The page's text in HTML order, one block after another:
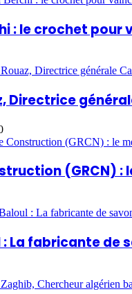
: le crochet pour
Directrice
(GRCN)
: La fabricante de